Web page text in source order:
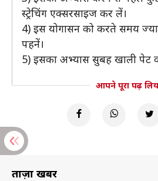
स्ट्रेचिंग एक्सरसाइज कर लें।
4) इस योगासन को करते समय
पहनें।
5) इसका अभ्यास सुबह खाली पेट
आपने पूरा पढ़
ताज़ा खबरें